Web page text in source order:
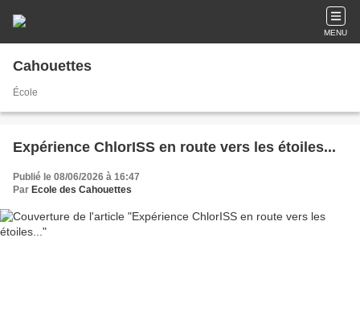
MENU
Cahouettes
École
Expérience ChlorISS en route vers les étoiles...
Publié le 08/06/2026 à 16:47
Par Ecole des Cahouettes